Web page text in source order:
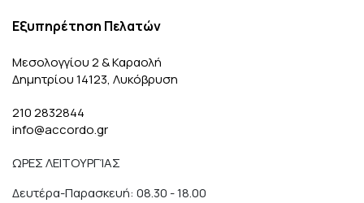
Εξυπηρέτηση Πελατών
Μεσολογγίου 2 & Καραολή
Δημητρίου 14123, Λυκόβρυση
210 2832844
info@accordo.gr
ΩΡΕΣ ΛΕΙΤΟΥΡΓΊΑΣ
Δευτέρα-Παρασκευή: 08.30 - 18.00